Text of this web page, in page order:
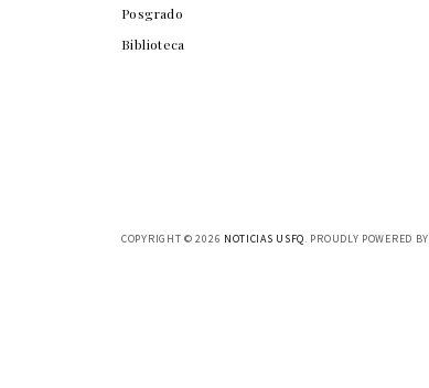
Posgrado
Biblioteca
COPYRIGHT ©2026 NOTICIAS USFQ. PROUDLY POWERED BY